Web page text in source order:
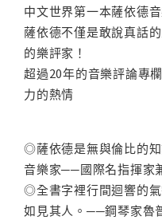
中文世界第一本薩依德音
薩依德不僅是敢說真話
的樂評家！
超過20年的音樂評論專
力的熱情
◎薩依德是無與倫比的
音樂家──國際名指揮家
◎全書字裡行間迴響的氣
如見其人。──鋼琴家魯